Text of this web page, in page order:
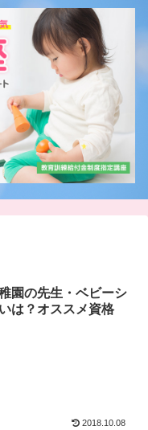
園の先生・ベビーシ
は？オススメ資格
2018.10.08